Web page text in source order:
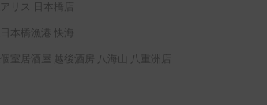
アリス 日本橋店
日本橋漁港 快海
個室居酒屋 越後酒房 八海山 八重洲店